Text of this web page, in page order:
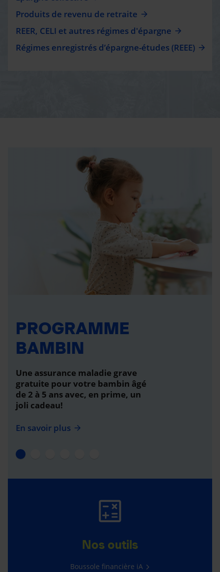
Produits de revenu de retraite
REER, CELI et autres régimes d'épargne
Régimes enregistrés d’épargne-études (REEE)
PROGRAMME
BAMBIN
Une assurance maladie grave
gratuite pour votre bambin âgé
de 2 à 5 ans avec, en prime, un
joli cadeau!
En savoir plus
Nos outils
Boussole financière iA